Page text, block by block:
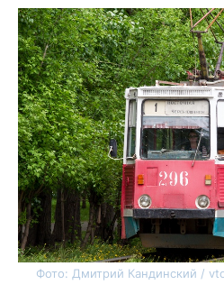
Фото: Дмитрий Кандинский /